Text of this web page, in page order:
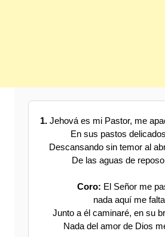
1.Jehová es mi Pastor, me
En sus pastos
Descansando sin temor al
De las aguas de
Coro: El Señor me
nada aquí me
Junto a él caminaré, en su
Nada del amor de Dios